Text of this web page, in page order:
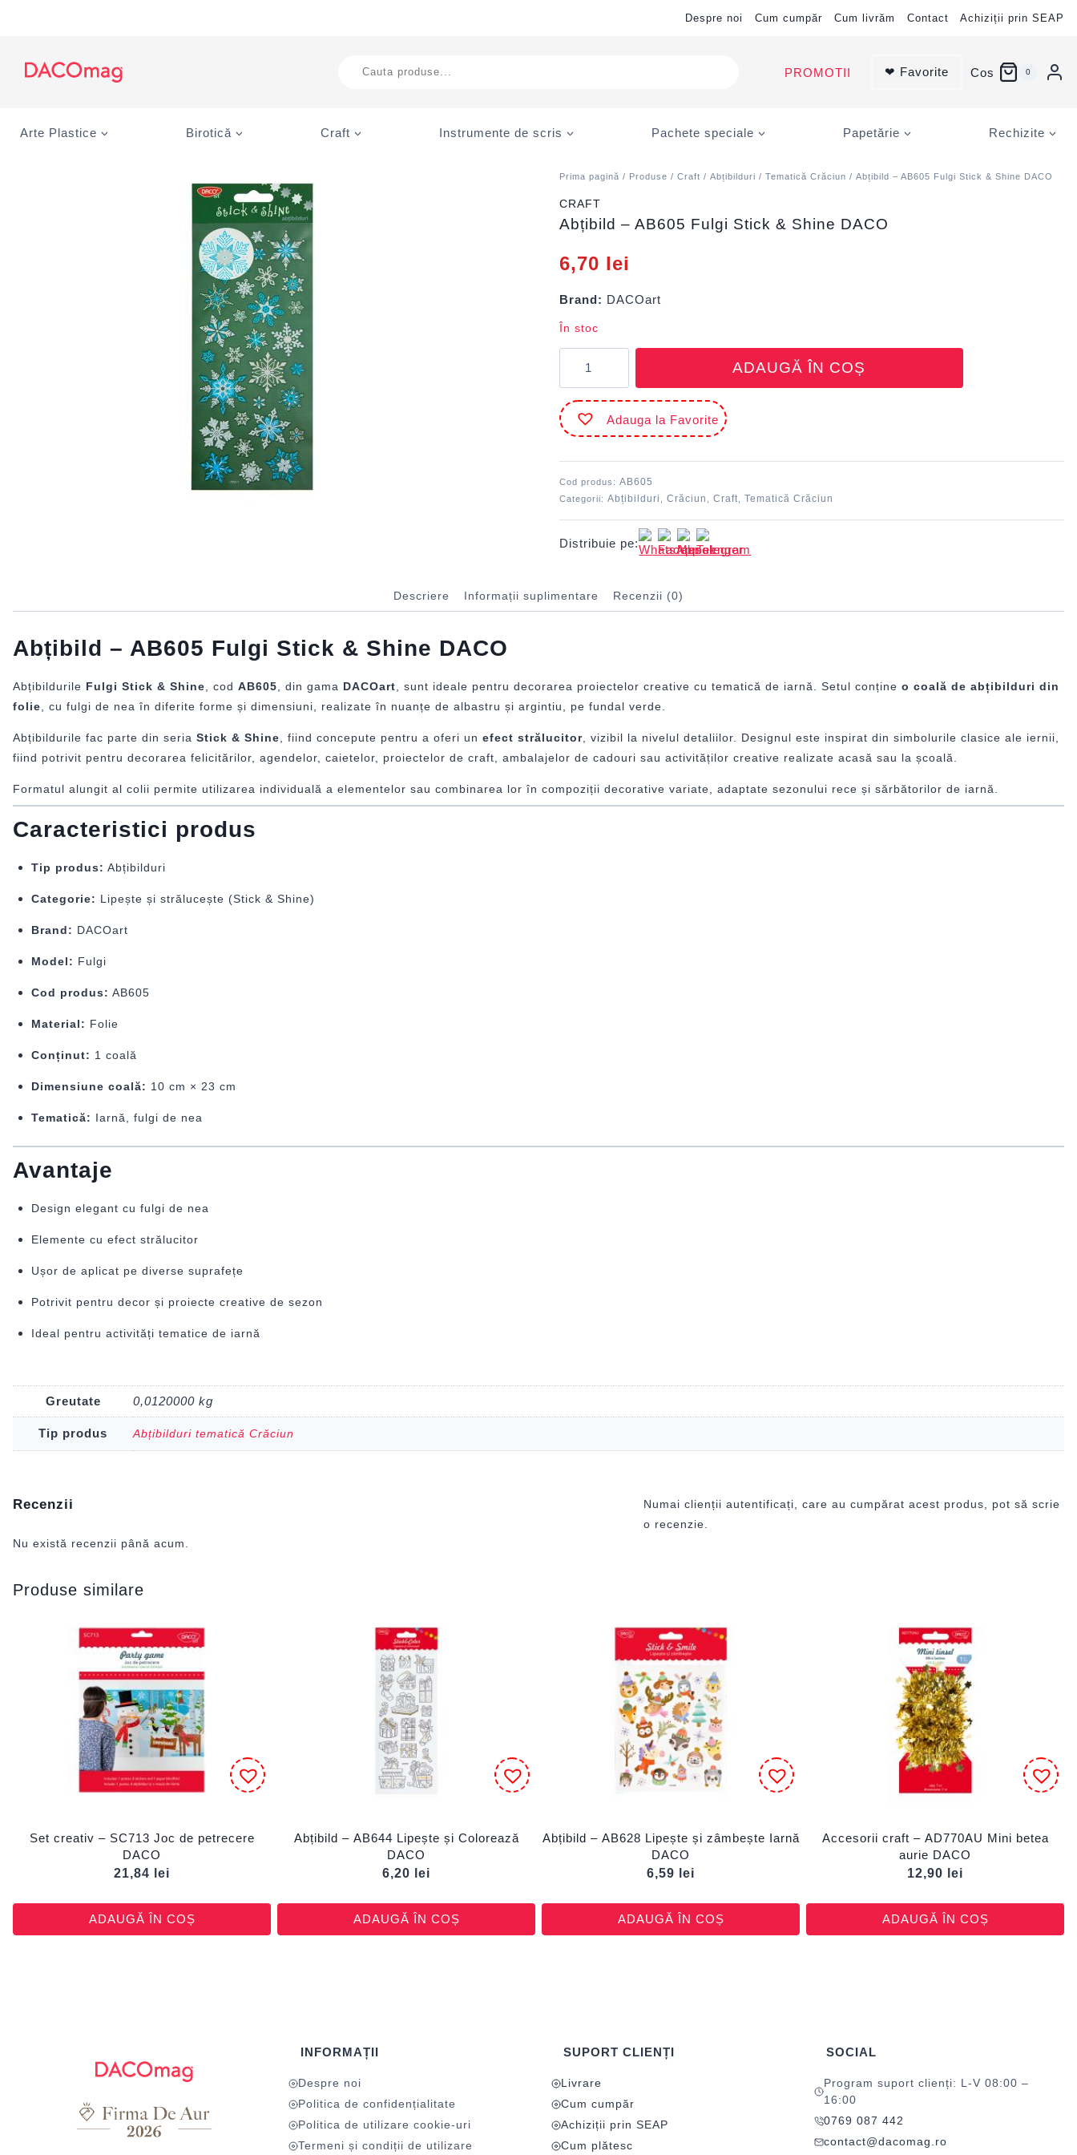
Despre noi Cum cumpăr Cum livrăm Contact Achiziții prin SEAP
search
PROMOTII ❤ Favorite Cos 0
Arte Plastice Birotică Craft Instrumente de scris Pachete speciale Papetărie Rechizite
Prima pagină / Produse /Craft /Abțibilduri /Tematică Crăciun / Abțibild – AB605 Fulgi Stick & Shine DACO
CRAFT
Abțibild – AB605 Fulgi Stick & Shine DACO
6,70 lei
Brand: DACOart
În stoc
Abțibild
-
AB605
Fulgi
Stick
DACO
ADAUGĂ ÎN COȘ
Adauga la Favorite
Cod produs:AB605
Categorii:Abțibilduri ,Crăciun ,Craft ,Tematică Crăciun
Distribuie pe:
Descriere Informații suplimentare Recenzii (0)
Abțibild – AB605 Fulgi Stick & Shine DACO
Abțibildurile Fulgi Stick & Shine , cod AB605 , din gama DACOart , sunt ideale pentru decorarea proiectelor creative cu tematică de iarnă. Setul conține o coală de abțibilduri din
folie , cu fulgi de nea în diferite forme și dimensiuni, realizate în nuanțe de albastru și argintiu, pe fundal verde.
Abțibildurile fac parte din seria Stick & Shine , fiind concepute pentru a oferi un efect strălucitor , vizibil la nivelul detaliilor. Designul este inspirat din simbolurile clasice ale iernii,
fiind potrivit pentru decorarea felicitărilor, agendelor, caietelor, proiectelor de craft, ambalajelor de cadouri sau activităților creative realizate acasă sau la școală.
Formatul alungit al colii permite utilizarea individuală a elementelor sau combinarea lor în compoziții decorative variate, adaptate sezonului rece și sărbătorilor de iarnă.
Caracteristici produs
Tip produs: Abțibilduri
Categorie: Lipește și strălucește (Stick & Shine)
Brand: DACOart
Model: Fulgi
Cod produs: AB605
Material: Folie
Conținut: 1 coală
Dimensiune coală: 10 cm × 23 cm
Tematică: Iarnă, fulgi de nea
Avantaje
Design elegant cu fulgi de nea
Elemente cu efect strălucitor
Ușor de aplicat pe diverse suprafețe
Potrivit pentru decor și proiecte creative de sezon
Ideal pentru activități tematice de iarnă
Greutate 0,0120000 kg
Tip produs Abțibilduri tematică Crăciun
Recenzii
Nu există recenzii până acum.
Numai clienții autentificați, care au cumpărat acest produs, pot să scrie
o recenzie.
Produse similare
Set creativ – SC713 Joc de petrecere
DACO
21,84
lei
ADAUGĂ ÎN COȘ
Abțibild – AB644 Lipește și Colorează
DACO
6,20
lei
ADAUGĂ ÎN COȘ
Abțibild – AB628 Lipește și zâmbește Iarnă
DACO
6,59
lei
ADAUGĂ ÎN COȘ
Accesorii craft – AD770AU Mini betea
aurie DACO
12,90
lei
ADAUGĂ ÎN COȘ
INFORMAȚII
Despre noi
Politica de confidențialitate
Politica de utilizare cookie-uri
Termeni și condiții de utilizare
SUPORT CLIENȚI
Livrare
Cum cumpăr
Achiziții prin SEAP
Cum plătesc
SOCIAL
Program suport clienți: L-V 08:00 –
16:00
0769 087 442
contact@dacomag.ro